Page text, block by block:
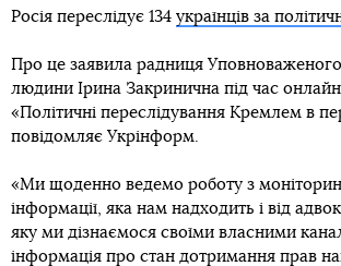
Росія переслідує 134 українців за
Про це заявила радниця
людини Ірина Закринична під час
«Політичні переслідування Кремлем в
повідомляє Укрінформ.
«Ми щоденно ведемо роботу з
інформації, яка нам надходить і від
яку ми дізнаємося своїми власними
інформація про стан дотримання прав